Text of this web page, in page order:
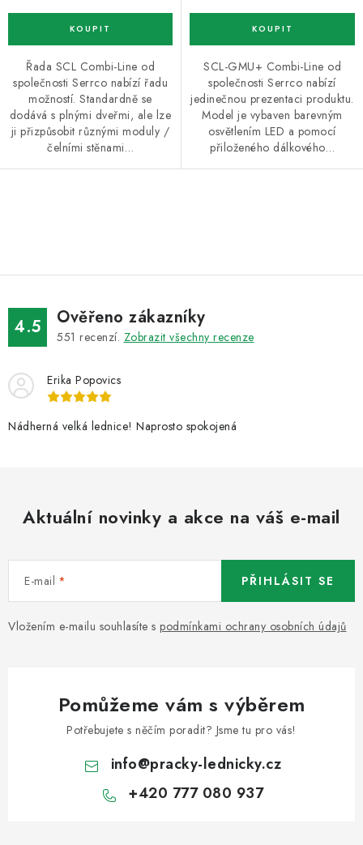
Řada SCL Combi-Line od
společnosti Serrco nabízí řadu
možností. Standardně se
dodává s plnými dveřmi, ale lze
ji přizpůsobit různými moduly /
čelními stěnami…
SCL-GMU+ Combi-Line od
společnosti Serrco nabízí
jedinečnou prezentaci produktu.
Model je vybaven barevným
osvětlením LED a pomocí
přiloženého dálkového…
á
d
a
c
p
v
i
u
4.5 Ověřeno zákazníky
551 recenzí. Zobrazit všechny recenze
Erika Popovics
Nádherná velká lednice! Naprosto spokojená
Aktuální novinky a akce na váš e-mail
E-mail
Vložením e-mailu souhlasíte s podmínkami ochrany osobních údajů
PŘIHLÁSIT SE
Pomůžeme vám s výběrem
Potřebujete s něčím poradit? Jsme tu pro vás!
info@pracky-lednicky.cz
+420 777 080 937